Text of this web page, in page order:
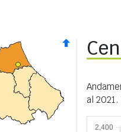
al